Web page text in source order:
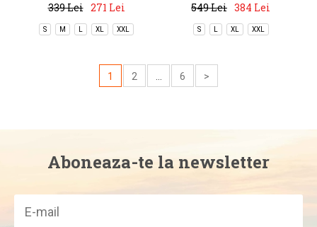
339 Lei 271 Lei
S M XL XXL
549 Lei 384 Lei
S XL XXL
1 2 6 >
Aboneaza-te la newsletter